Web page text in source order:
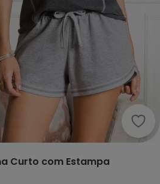
Curto com Estampa